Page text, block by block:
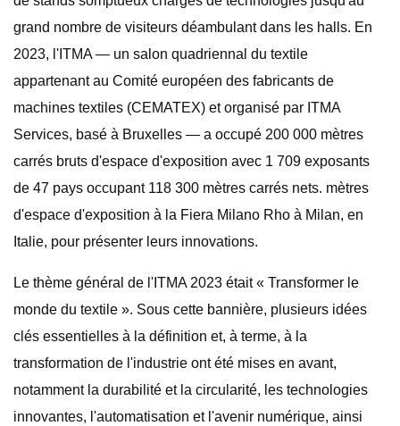
grand nombre de visiteurs déambulant dans les halls. En
2023, l'ITMA — un salon quadriennal du textile
appartenant au Comité européen des fabricants de
machines textiles (CEMATEX) et organisé par ITMA
Services, basé à Bruxelles — a occupé 200 000 mètres
carrés bruts d'espace d'exposition avec 1 709 exposants
de 47 pays occupant 118 300 mètres carrés nets. mètres
d'espace d'exposition à la Fiera Milano Rho à Milan, en
Italie, pour présenter leurs innovations.
Le thème général de l'ITMA 2023 était « Transformer le
monde du textile ». Sous cette bannière, plusieurs idées
clés essentielles à la définition et, à terme, à la
transformation de l'industrie ont été mises en avant,
notamment la durabilité et la circularité, les technologies
innovantes, l'automatisation et l'avenir numérique, ainsi